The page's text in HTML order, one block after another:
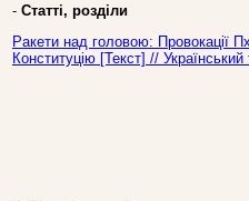
- Статті, розділи
Ракети над головою: Провокації
Конституцію [Текст] //